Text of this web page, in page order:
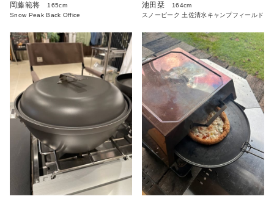
岡藤範将
165cm
Snow Peak Back Office
池田栞
164cm
スノーピーク 土佐清水キャンプフィールド